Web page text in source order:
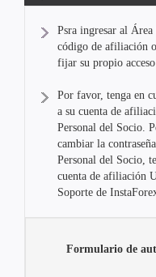
Psra ingresar al
código de afiliación
fijar su propio
Por favor, tenga en
a su cuenta de
Personal del Socio.
cambiar la
Personal del Socio,
cuenta de afiliación
Soporte de
Formulario de